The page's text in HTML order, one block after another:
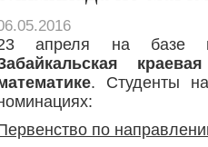
апреля на базе
. Студенты
по